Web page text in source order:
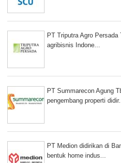
PT Triputra Agro
agribisnis Indone...
PT Summarecon Agung
pengembang properti didir...
PT Medion didirikan di
bentuk home indus...